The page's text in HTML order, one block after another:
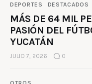
DEPORTES DESTACADOS
MÁS DE 64 MIL
PASIÓN DEL
YUCATÁN
JULIO 7, 2026 0